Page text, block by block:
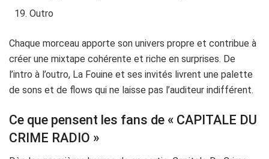
Outro
Chaque morceau apporte son univers propre et contribue à
créer une mixtape cohérente et riche en surprises. De
l’intro à l’outro, La Fouine et ses invités livrent une palette
de sons et de flows qui ne laisse pas l’auditeur indifférent.
Ce que pensent les fans de « CAPITALE DU
CRIME RADIO »